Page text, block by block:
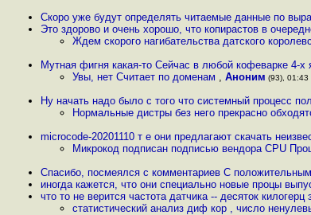
Скоро уже будут определять читаемые данные по
Это здорово и очень хорошо, что копирастов в
Ждем скорого нагибательства датского
Мутная фигня какая-то Сейчас в любой кофеварке 4-х
Увы, нет Считает по доменам , Аноним (93), 01:43
Ну начать надо было с того что системный процесс
Нормальные дистры без него прекрасно
microcode-20201110 т е они предлагают скачать
Микрокод подписан подписью вендора CPU
Спасибо, посмеялся с комментариев С
иногда кажется, что они специально новые процы
что то не верится частота датчика -- десяток
статистический анализ диф кор , число